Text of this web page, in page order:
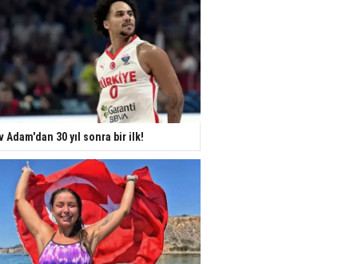
Adam'dan 30 yıl sonra bir ilk!